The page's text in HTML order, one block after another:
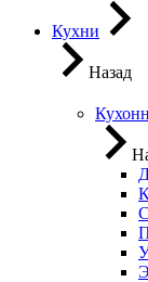
Кухни
Назад